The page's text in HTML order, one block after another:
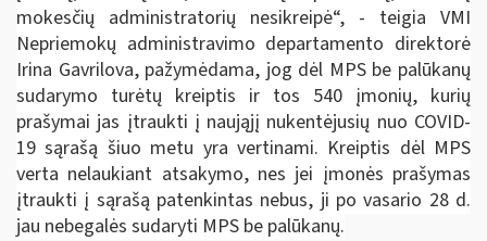
mokesčių administratorių nesikreipė“, - teigia VMI
Nepriemokų administravimo departamento direktorė
Irina Gavrilova, pažymėdama, jog dėl MPS be palūkanų
sudarymo turėtų kreiptis ir tos 540 įmonių, kurių
prašymai jas įtraukti į naująjį nukentėjusių nuo COVID-
19 sąrašą šiuo metu yra vertinami. Kreiptis dėl MPS
verta nelaukiant atsakymo, nes jei įmonės prašymas
įtraukti į sąrašą patenkintas nebus, ji po vasario 28 d.
jau nebegalės sudaryti MPS be palūkanų.